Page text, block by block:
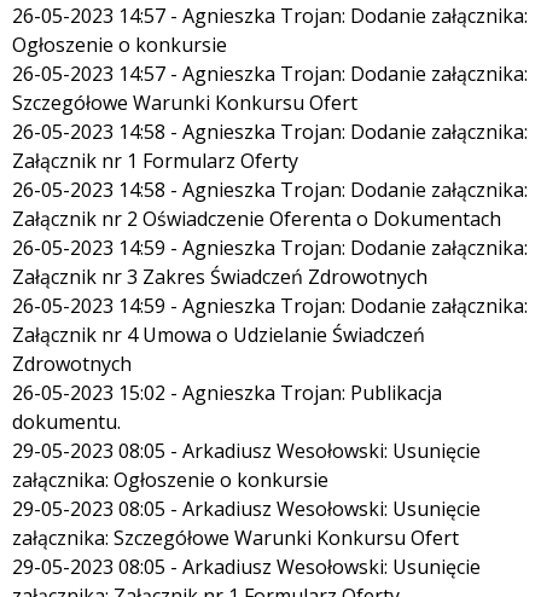
26-05-2023 14:57 - Agnieszka Trojan: Dodanie załącznika:
Ogłoszenie o konkursie
26-05-2023 14:57 - Agnieszka Trojan: Dodanie załącznika:
Szczegółowe Warunki Konkursu Ofert
26-05-2023 14:58 - Agnieszka Trojan: Dodanie załącznika:
Załącznik nr 1 Formularz Oferty
26-05-2023 14:58 - Agnieszka Trojan: Dodanie załącznika:
Załącznik nr 2 Oświadczenie Oferenta o Dokumentach
26-05-2023 14:59 - Agnieszka Trojan: Dodanie załącznika:
Załącznik nr 3 Zakres Świadczeń Zdrowotnych
26-05-2023 14:59 - Agnieszka Trojan: Dodanie załącznika:
Załącznik nr 4 Umowa o Udzielanie Świadczeń
Zdrowotnych
26-05-2023 15:02 - Agnieszka Trojan: Publikacja
dokumentu.
29-05-2023 08:05 - Arkadiusz Wesołowski: Usunięcie
załącznika: Ogłoszenie o konkursie
29-05-2023 08:05 - Arkadiusz Wesołowski: Usunięcie
załącznika: Szczegółowe Warunki Konkursu Ofert
29-05-2023 08:05 - Arkadiusz Wesołowski: Usunięcie